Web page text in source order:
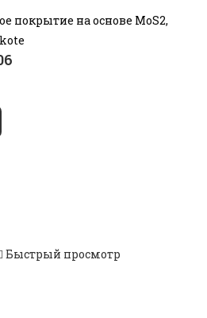
покрытие на основе MoS2,
Быстрый просмотр